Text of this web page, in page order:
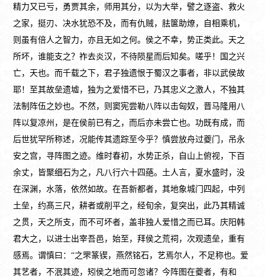
精力又已亏，勇贾其余，师用其分，以为大举，譬之逐盗、救火
之家，挺刃、决水犹恐不及，而有仇贼，胠箧助燎，自相乘机，
则虽有倍人之智力，亦且无如之何。侯之不幸，势正类此。天之
所坏，谁能支之？祚去炎汉，不待陨星而后知矣。嗟乎！国之兴
亡，天也。而千载之下，君子独遗恨于蜀汉之事者，非以武侯故
耶！至其故垒遗墟，独为之爱惜不已，乃其忠义之激人，不独其
法制阵伍之妙也。不然，则窦宪尝勒八阵以击匈奴，晋马隆用八
阵以复凉州，是在侯前已有之，而后亦未尝亡也。功既有成，而
后世犹罕所称述，况能传其遗踪至今乎？慎尝放舟过夔门，吊永
安之宫，寻阵图之迹。维时春初，水势正杀，自山上俯视，下百
余丈，皆聚细石为之，凡八行六十四蕝。土人言，夏水盛时，没
在深渊，水落，依然如故。在吾新都者，其地象城门四起，中列
土垒，约髙三尺，耕者或削平之，经旬余，复突出，此乃其精诚
之贯，天之所支，而不可坏者，盖非独人爱惜之而已耳。庆阳韩
君大之，以进士出宰吾邑，始至，拜侯之荒祠，次观遗垒，重有
感焉。谓慎曰：“之罘篆锲，燕然铭石，艺焉尔人，不足称也。爱
其艺者，不泯其迹，矧侯之地而可忽诸？今阵图在夔者，有和